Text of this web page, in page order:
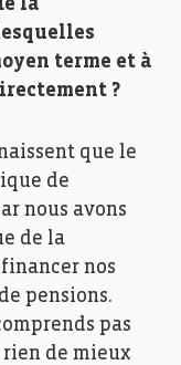
la
terme et à
?
que le
de
nous avons
de la
nos
pensions.
pas
de mieux